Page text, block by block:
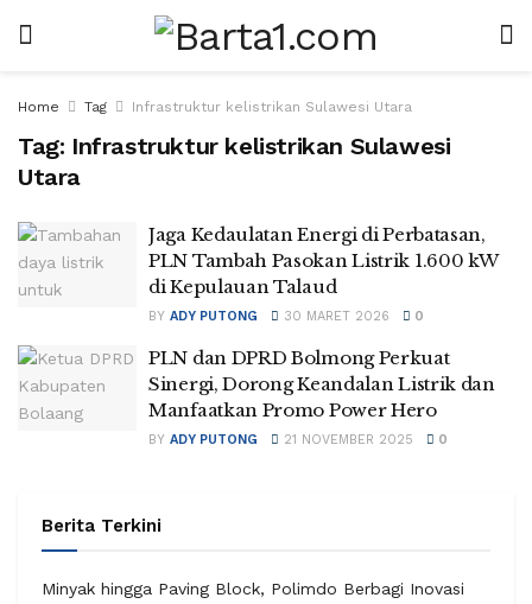
Home Tag Infrastruktur kelistrikan Sulawesi Utara
Tag: Infrastruktur kelistrikan Sulawesi
Utara
Jaga Kedaulatan Energi di Perbatasan,
PLN Tambah Pasokan Listrik 1.600 kW
di Kepulauan Talaud
BY ADY PUTONG 30 MARET 2026 0
PLN dan DPRD Bolmong Perkuat
Sinergi, Dorong Keandalan Listrik dan
Manfaatkan Promo Power Hero
BY ADY PUTONG 21 NOVEMBER 2025 0
Berita Terkini
Minyak hingga Paving Block, Polimdo Berbagi Inovasi